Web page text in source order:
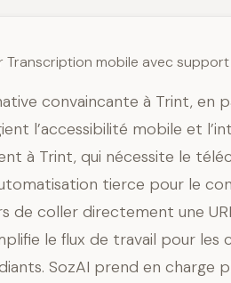
Transcription mobile avec support
convaincante à Trint, en
l’accessibilité mobile et
à Trint, qui nécessite le
tierce pour le
de coller directement une
le flux de travail pour les
SozAI prend en charge